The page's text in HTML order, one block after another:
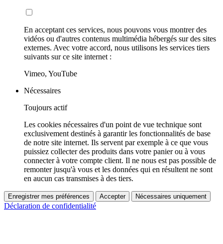
En acceptant ces services, nous pouvons vous montrer des
vidéos ou d'autres contenus multimédia hébergés sur des sites
externes. Avec votre accord, nous utilisons les services tiers
suivants sur ce site internet :
Vimeo, YouTube
Nécessaires
Toujours actif
Les cookies nécessaires d'un point de vue technique sont
exclusivement destinés à garantir les fonctionnalités de base
de notre site internet. Ils servent par exemple à ce que vous
puissiez collecter des produits dans votre panier ou à vous
connecter à votre compte client. Il ne nous est pas possible de
remonter jusqu'à vous et les données qui en résultent ne sont
en aucun cas transmises à des tiers.
Enregistrer mes préférences Accepter Nécessaires uniquement
Déclaration de confidentialité